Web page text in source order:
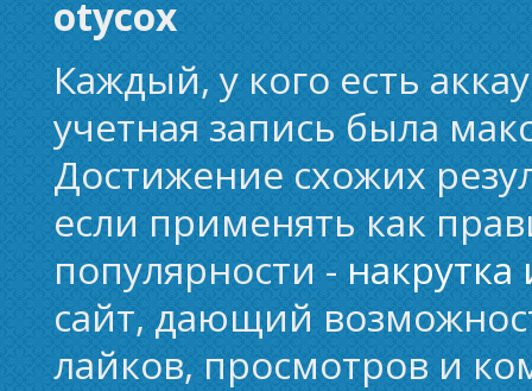
otycox
Каждый, у кого есть
учетная запись была
Достижение схожих
если применять как
популярности - накрутка
сайт, дающий
лайков, просмотров и